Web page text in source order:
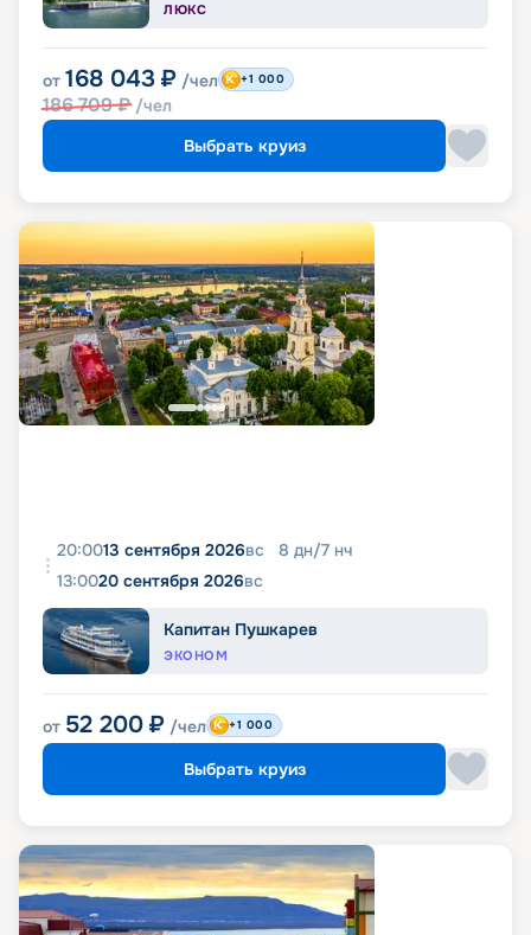
ЛЮКС
от 168 043 ₽ /чел
186 709₽ /чел
+1 000
Выбрать круиз
20:0013 сентября 2026вс 8 дн/7 нч
13:0020 сентября 2026вс
Капитан Пушкарев
ЭКОНОМ
от 52 200 ₽ /чел +1 000
Выбрать круиз